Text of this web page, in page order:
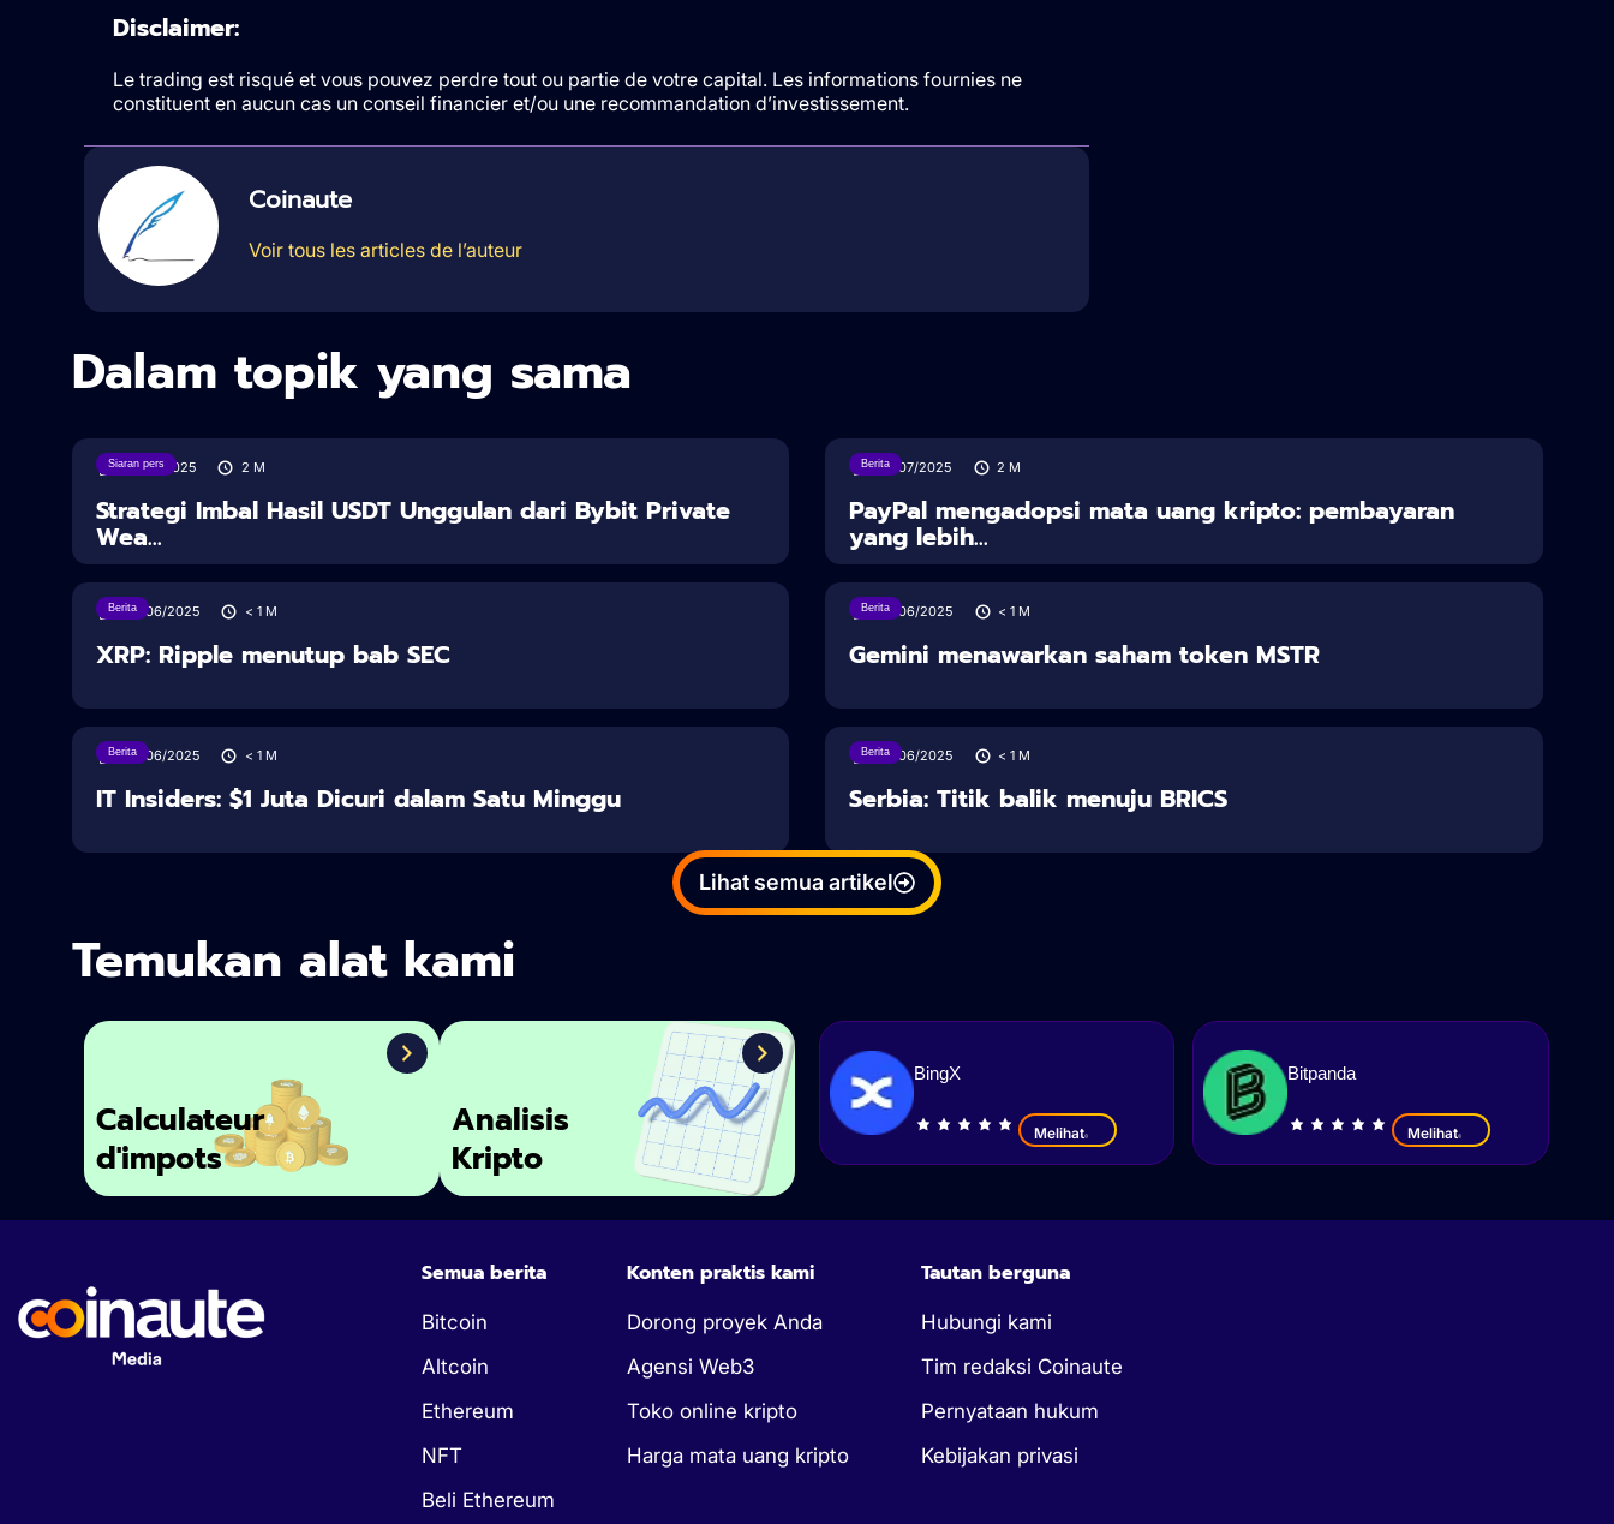
Disclaimer:
Le trading est risqué et vous pouvez perdre tout ou partie de votre capital. Les informations fournies ne
constituent en aucun cas un conseil financier et/ou une recommandation d’investissement.
Coinaute
Voir tous les articles de l’auteur
Dalam topik yang sama
Siaran pers
18/08/2025 2 M
Strategi Imbal Hasil USDT Unggulan dari Bybit Private
Wea...
Berita
30/07/2025 2 M
PayPal mengadopsi mata uang kripto: pembayaran
yang lebih...
Berita
28/06/2025 < 1 M
XRP: Ripple menutup bab SEC
Berita
28/06/2025 < 1 M
Gemini menawarkan saham token MSTR
Berita
28/06/2025 < 1 M
IT Insiders: $1 Juta Dicuri dalam Satu Minggu
Berita
28/06/2025 < 1 M
Serbia: Titik balik menuju BRICS
Lihat semua artikel
Temukan alat kami
Calculateur
d'impots
Analisis
Kripto
BingX
Melihat
Bitpanda
Melihat
Semua berita
Bitcoin
Altcoin
Ethereum
NFT
Beli Ethereum
Konten praktis kami
Dorong proyek Anda
Agensi Web3
Toko online kripto
Harga mata uang kripto
Tautan berguna
Hubungi kami
Tim redaksi Coinaute
Pernyataan hukum
Kebijakan privasi